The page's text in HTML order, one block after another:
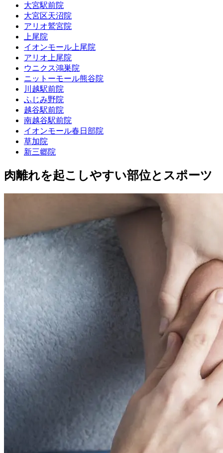
大宮駅前院
大宮区天沼院
アリオ鷲宮院
上尾院
イオンモール上尾院
アリオ上尾院
ウニクス鴻巣院
ニットーモール熊谷院
川越駅前院
ふじみ野院
越谷駅前院
南越谷駅前院
イオンモール春日部院
草加院
新三郷院
肉離れを起こしやすい部位とスポーツ